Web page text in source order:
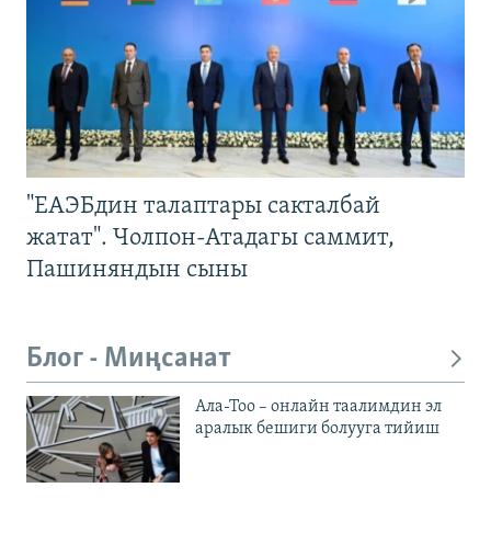
"ЕАЭБдин талаптары сакталбай
жатат". Чолпон-Атадагы саммит,
Пашиняндын сыны
Блог - Миңсанат
Ала-Тоо – онлайн таалимдин эл
аралык бешиги болууга тийиш